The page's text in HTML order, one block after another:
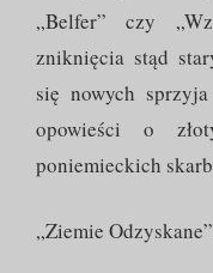
„Belfer” czy
zniknięcia stąd
się nowych
opowieści o
poniemieckich
„Ziemie